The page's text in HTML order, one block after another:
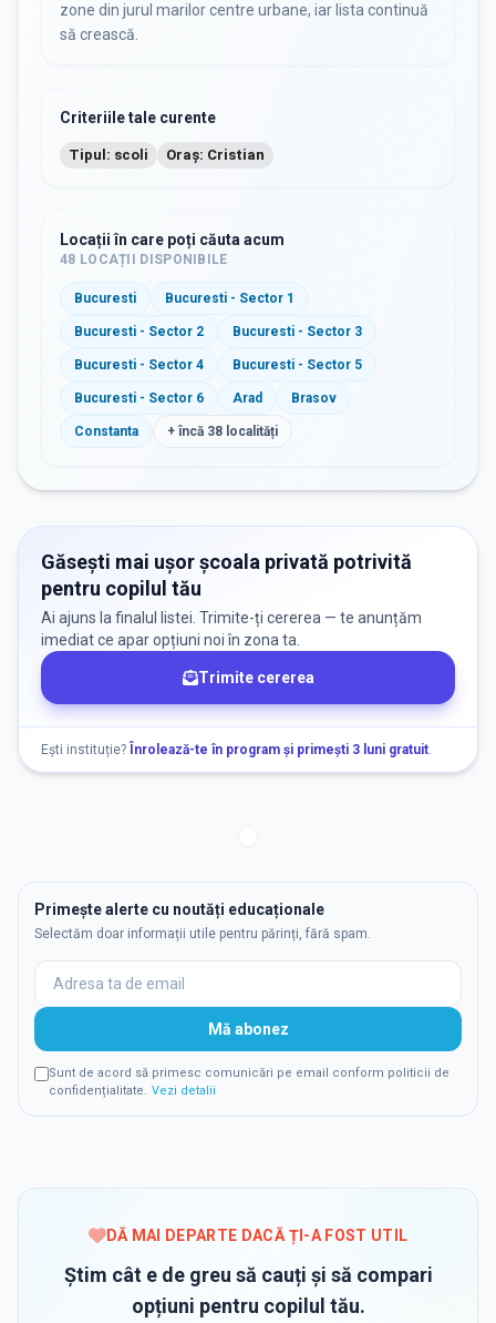
zone din jurul marilor centre urbane, iar lista continuă
să crească.
Criteriile tale curente
Tipul: scoli Oraș: Cristian
Locații în care poți căuta acum
48 LOCAȚII DISPONIBILE
Bucuresti Bucuresti - Sector 1
Bucuresti - Sector 2 Bucuresti - Sector 3
Bucuresti - Sector 4 Bucuresti - Sector 5
Bucuresti - Sector 6 Arad Brasov
Constanta + încă 38 localități
Găsești mai ușor școala privată potrivită
pentru copilul tău
Ai ajuns la finalul listei. Trimite-ți cererea — te anunțăm
imediat ce apar opțiuni noi în zona ta.
Trimite cererea
Ești instituție? Înrolează-te în program și primești 3 luni gratuit.
Primește alerte cu noutăți educaționale
Selectăm doar informații utile pentru părinți, fără spam.
Mă abonez
Sunt de acord să primesc comunicări pe email conform politicii de
confidențialitate. Vezi detalii
DĂ MAI DEPARTE DACĂ ȚI-A FOST UTIL
Știm cât e de greu să cauți și să compari
opțiuni pentru copilul tău.